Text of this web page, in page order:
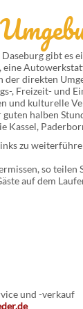
gibt es
eine
der direkten
, Freizeit- und
und kulturelle
guten halben
Kassel,
zu
so teilen
auf dem
und -verkauf